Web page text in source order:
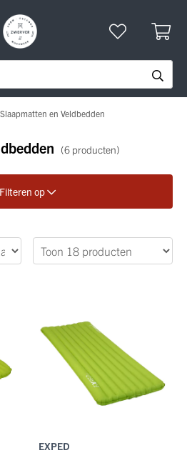
Slaapmatten en Veldbedden
(6 producten)
Filteren op
EXPED